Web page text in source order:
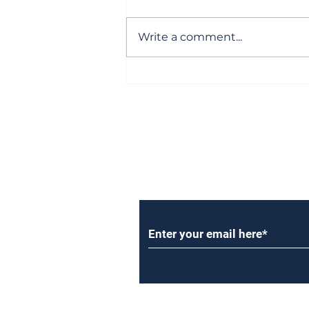
Write a comment...